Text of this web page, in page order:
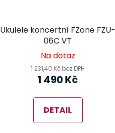
Ukulele koncertní FZone FZU-
06C VT
Na dotaz
1 231,40 Kč bez DPH
1 490 Kč
DETAIL